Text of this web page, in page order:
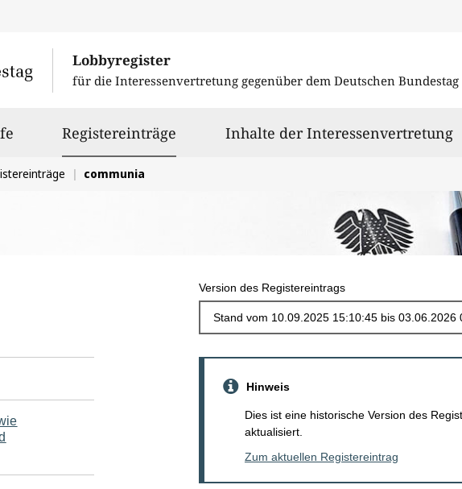
Lobbyregister
für die Interessenvertretung gegenüber dem Deutschen
Registereinträge ausgewähltInhalte der Interessenvertretung
communia
Version des Registereintrags
Hinweis
Dies ist eine historische Version des
aktualisiert.
Zum aktuellen Registereintrag